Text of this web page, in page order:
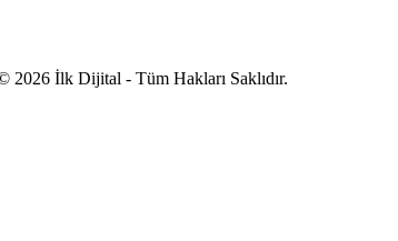
2026 İlk Dijital - Tüm Hakları Saklıdır.